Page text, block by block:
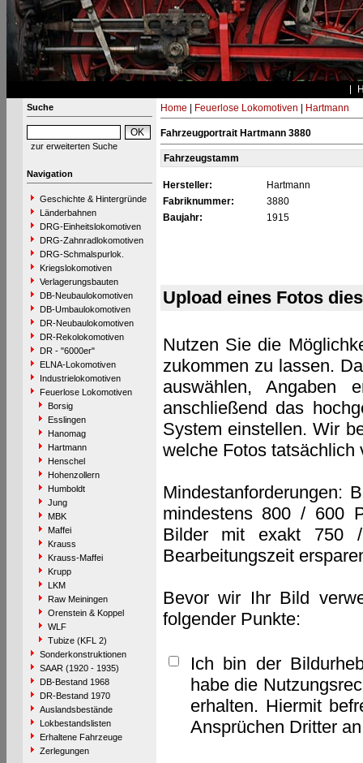
Suche
zur erweiterten Suche
Navigation
Geschichte & Hintergründe
Länderbahnen
DRG-Einheitslokomotiven
DRG-Zahnradlokomotiven
DRG-Schmalspurlok.
Kriegslokomotiven
Verlagerungsbauten
DB-Neubaulokomotiven
DB-Umbaulokomotiven
DR-Neubaulokomotiven
DR-Rekolokomotiven
DR - "6000er"
ELNA-Lokomotiven
Industrielokomotiven
Feuerlose Lokomotiven
Borsig
Esslingen
Hanomag
Hartmann
Henschel
Hohenzollern
Humboldt
Jung
MBK
Maffei
Krauss
Krauss-Maffei
Krupp
LKM
Raw Meiningen
Orenstein & Koppel
WLF
Tubize (KFL 2)
Sonderkonstruktionen
SAAR (1920 - 1935)
DB-Bestand 1968
DR-Bestand 1970
Auslandsbestände
Lokbestandslisten
Erhaltene Fahrzeuge
Zerlegungen
Home Feuerlose Lokomotiven Hartmann
Fahrzeugportrait Hartmann 3880
Fahrzeugstamm
Hersteller:
Hartmann
Fabriknummer:
3880
Baujahr:
1915
Upload eines Fotos
Nutzen Sie die
zukommen zu lassen.
auswählen, Angaben
anschließend das
System einstellen. Wir
welche Fotos tatsächlich
Mindestanforderungen:
mindestens 800 / 600
Bilder mit exakt 750
Bearbeitungszeit
Bevor wir Ihr Bild
folgender Punkte:
Ich bin der
habe die
erhalten. Hiermit
Ansprüchen Dritter